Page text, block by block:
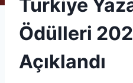
Türkiye
Ödülleri
Açıklandı